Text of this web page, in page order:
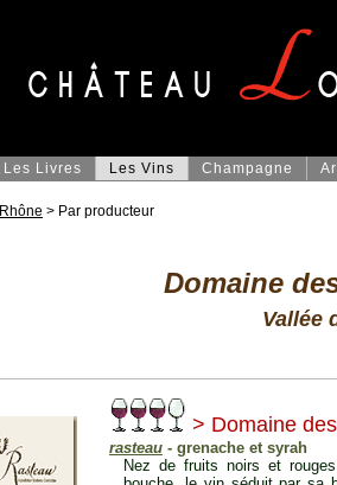
Les Livres Les Vins Champagne
Rhône > Par producteur
Domaine
Vallée
> Domaine
rasteau - grenache et syrah
Nez de fruits noirs et